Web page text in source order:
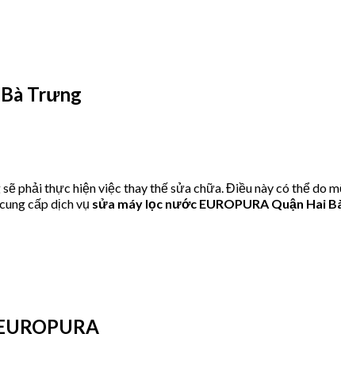
Trưng
phải thực hiện việc thay thế sửa chữa. Điều này có thể do
cung cấp dịch vụ sửa máy lọc nước EUROPURA Quận Hai